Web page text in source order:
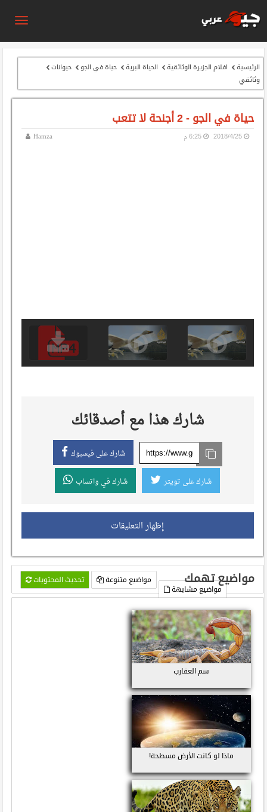
الرئيسية افلام الجزيرة الوثائقية الحياة البرية حياة في الجو
حيوانات
وثائقي
حياة في الجو - 2 أجنحة لا تتعب
Hamza 25‏/4‏/2018 6:25 م
شارك هذا مع أصدقائك
شارك على فيسبوك
شارك على تويتر شارك في واتساب
إظهار التعليقات
مواضيع تهمك تحديث المحتويات
مواضيع متنوعة
مواضيع مشابهة
سم العقارب
ماذا لو كانت الأرض مسطحة!